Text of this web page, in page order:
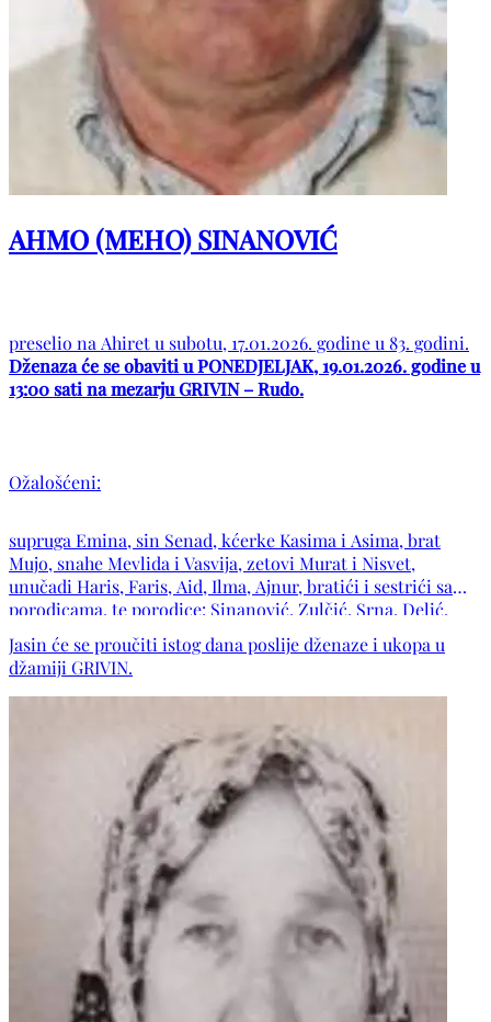
AHMO (MEHO) SINANOVIĆ
preselio na Ahiret u subotu, 17.01.2026. godine u 83. godini.
Dženaza će se obaviti u PONEDJELJAK, 19.01.2026. godine u
13:00 sati na mezarju GRIVIN – Rudo.
Ožalošćeni:
supruga Emina, sin Senad, kćerke Kasima i Asima, brat
Mujo, snahe Mevlida i Vasvija, zetovi Murat i Nisvet,
unučadi Haris, Faris, Aid, Ilma, Ajnur, bratići i sestrići sa
porodicama, te porodice: Sinanović, Zulčić, Srna, Delić,
Fazlagić, Halilović, Subašić, Šebo, Biber, Zgodić, Kovačević,
Čičak, Bakal, Nuhanović, Mališević, Prašo, Lika, Kulović,
Hrustemović, Džidić, Nogo, Kadrispahić, Šarak, Ražanica,
Omeragić, Selman, kao i ostala mnogobrojna rodbina,
Jasin će se proučiti istog dana poslije dženaze i ukopa u
džamiji GRIVIN.